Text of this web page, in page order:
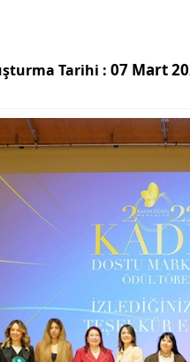
Tarihi : 07 Mart